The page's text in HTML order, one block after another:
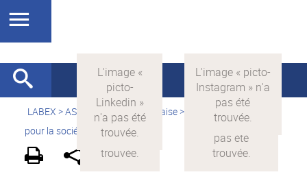
LABEX >ASLAN > Version française>
La science avec et
pour la société
On parle de nous